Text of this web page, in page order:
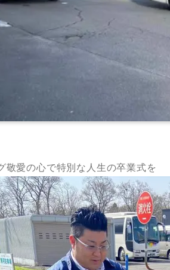
敬愛の心で特別な人生の卒業式を